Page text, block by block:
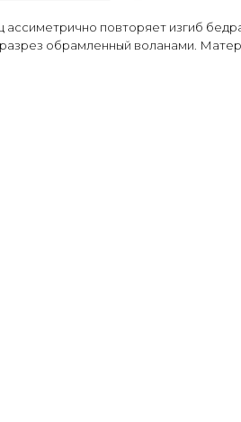
ассиметрично повторяет изгиб
обрамленный воланами.